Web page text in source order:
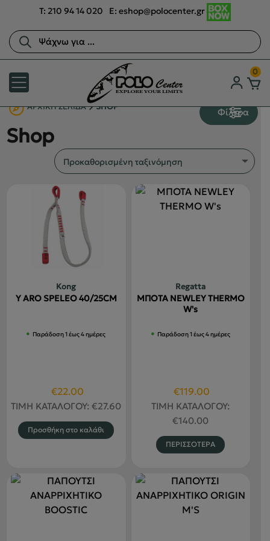
Φίλτρα
T: 210 94 14 020 E:eshop@polocenter.gr
0
Αναζήτηση
προϊόντων
ΑΡΧΙΚΉ ΣΕΛΊΔΑ SHOP
Shop
Kong
Y ARO SPELEO 40/25CM
Παράδοση 1 έως 4 ημέρες
Original
price
was:
€27.60.
€22.00Η
τρέχουσα
τιμή
είναι:
ΤΙΜΗ ΚΑΤΑΛΟΓΟΥ:€27.60
Προσθήκη στο καλάθι
Regatta
ΜΠΟΤΑ NEWLEY THERMO
W's
Παράδοση 1 έως 4 ημέρες
Original
price
was:
€140.00.
€119.00
τρέχουσα
είναι:
€119.00.
ΤΙΜΗ ΚΑΤΑΛΟΓΟΥ:
€140.00
ΠΕΡΙΣΣΟΤΕΡΑ
Αυτό